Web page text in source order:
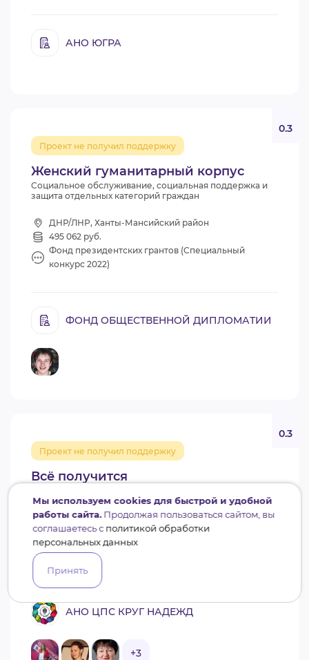
АНО ЮГРА
Женский гуманитарный корпус
Проект не получил поддержку
0.3
Социальное обслуживание, социальная поддержка и
защита отдельных категорий граждан
ДНР/ЛНР, Ханты-Мансийский район
495 062 руб.
Фонд президентских грантов (Специальный
конкурс 2022)
ФОНД ОБЩЕСТВЕННОЙ ДИПЛОМАТИИ
Всё получится
Проект не получил поддержку
0.3
защита отдельных категорий граждан
Сургут
2 797 072 руб.
Фонд президентских грантов (Специальный
конкурс 2022)
АНО ЦПС КРУГ НАДЕЖД
+3
Мы используем cookies для быстрой и удобной
работы сайта.Продолжая пользоваться сайтом, вы
соглашаетесь сполитикой обработки
персональных данных
Принять